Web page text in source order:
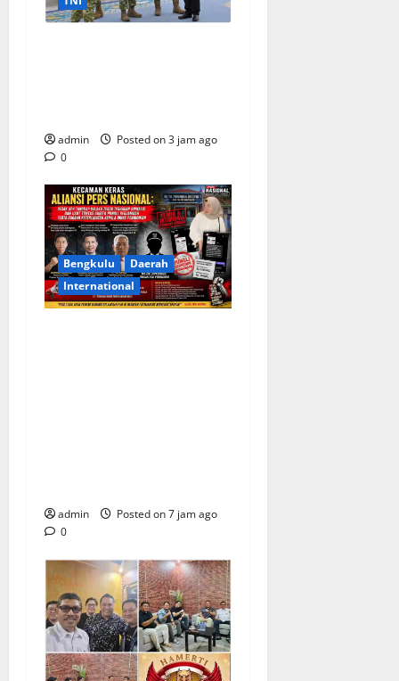
admin
Posted on 3 jam ago
0
Bengkulu
Daerah
International
admin
Posted on 7 jam ago
0